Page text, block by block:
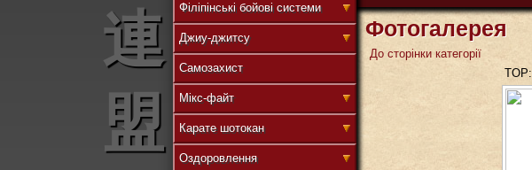
連
盟
Філіпінські бойові системи
Джиу-джитсу
Самозахист
Мікс-файт
Карате шотокан
Оздоровлення
Фотогалерея
До сторінки категорії
TOP: